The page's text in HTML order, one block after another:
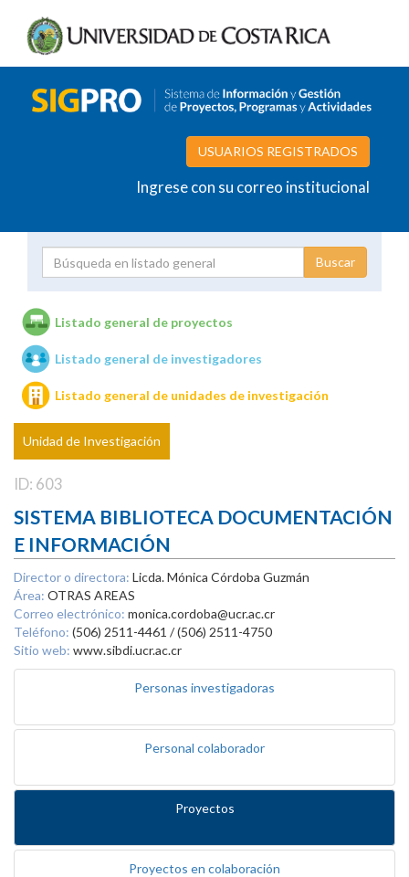
USUARIOS REGISTRADOS
Ingrese con su correo institucional
Unidades de investigación
Listado general de proyectos
Listado general de investigadores
Listado general de unidades de investigación
Unidad de Investigación
ID: 603
SISTEMA BIBLIOTECA DOCUMENTACIÓN
E INFORMACIÓN
Director o directora: Licda. Mónica Córdoba Guzmán
Área: OTRAS AREAS
Correo electrónico: monica.cordoba@ucr.ac.cr
Teléfono: (506) 2511-4461 / (506) 2511-4750
Sitio web: www.sibdi.ucr.ac.cr
Personas investigadoras
Personal colaborador
Proyectos
Proyectos en colaboración